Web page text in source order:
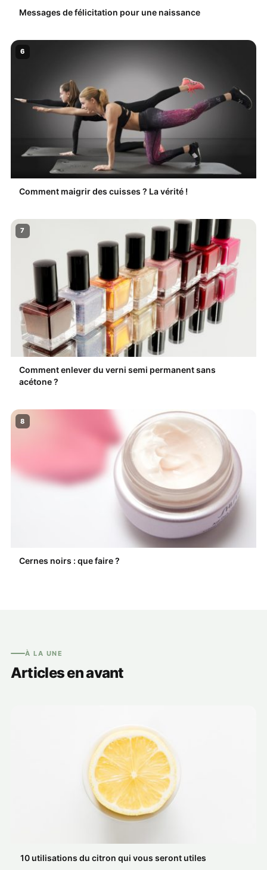
Messages de félicitation pour une naissance
6
Comment maigrir des cuisses ? La vérité !
7
Comment enlever du verni semi permanent sans
acétone ?
8
Cernes noirs : que faire ?
À LA UNE
Articles en avant
10 utilisations du citron qui vous seront utiles